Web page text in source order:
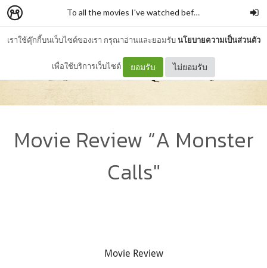
เราใช้คุ๊กกี้บนเว็บไซต์ของเรา กรุณาอ่านและยอมรับนโยบายความเป็นส่วนตัว
เพื่อใช้บริการเว็บไซต์ ยอมรับ ไม่ยอมรับ
To all the movies I've watched before
Movie Review “A Monster
Calls"
Movie Review